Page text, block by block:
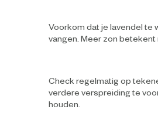
Voorkom dat je lavendel te
vangen. Meer zon betekent
Check regelmatig op
verdere verspreiding te
houden.